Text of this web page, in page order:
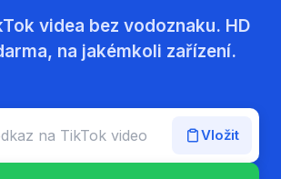
videa bez vodoznaku. HD
na jakémkoli zařízení.
Vložit